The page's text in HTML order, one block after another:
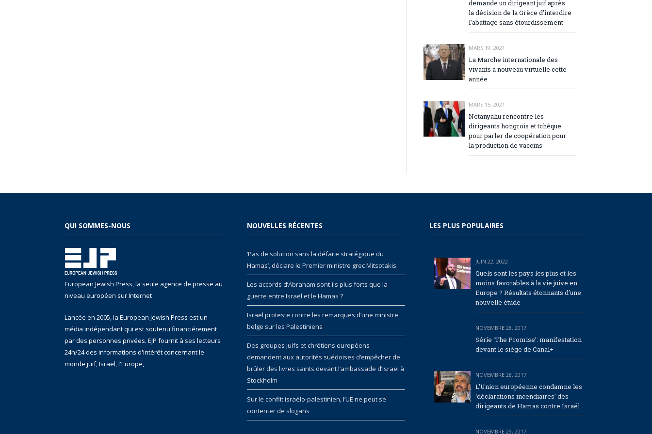
demande un dirigeant juif après
la décision de la Grèce d’interdire
l’abattage sans étourdissement
MARS 19, 2021
La Marche internationale des
vivants à nouveau virtuelle cette
année
MARS 15, 2021
Netanyahu rencontre les
dirigeants hongrois et tchèque
pour parler de coopération pour
la production de vaccins
QUI SOMMES-NOUS
European Jewish Press, la seule agence de presse au
niveau européen sur Internet
Lancée en 2005, la European Jewish Press est un
média indépendant qui est soutenu financiérement
par des personnes privées. EJP fournit à ses lecteurs
24h/24 des informations d'intérêt concernant le
monde juif, Israël, l'Europe,
NOUVELLES RÉCENTES
‘Pas de solution sans la défaite stratégique du
Hamas’, déclare le Premier ministre grec Mitsotakis
Les accords d’Abraham sont-ils plus forts que la
guerre entre Israël et le Hamas ?
Israël proteste contre les remarques d’une ministre
belge sur les Palestiniens
Des groupes juifs et chrétiens européens
demandent aux autorités suédoises d’empêcher de
brûler des livres saints devant l’ambassade d’Israël à
Stockholm
Sur le conflit israélo-palestinien, l’UE ne peut se
contenter de slogans
LES PLUS POPULAIRES
JUIN 22, 2022
Quels sont les pays les plus et les
moins favorables à la vie juive en
Europe ? Résultats étonnants d’une
nouvelle étude
NOVEMBRE 28, 2017
Série ‘The Promise’: manifestation
devant le siège de Canal+
NOVEMBRE 28, 2017
L’Union européenne condamne les
‘déclarations incendiaires’ des
dirigeants de Hamas contre Israël
NOVEMBRE 29, 2017